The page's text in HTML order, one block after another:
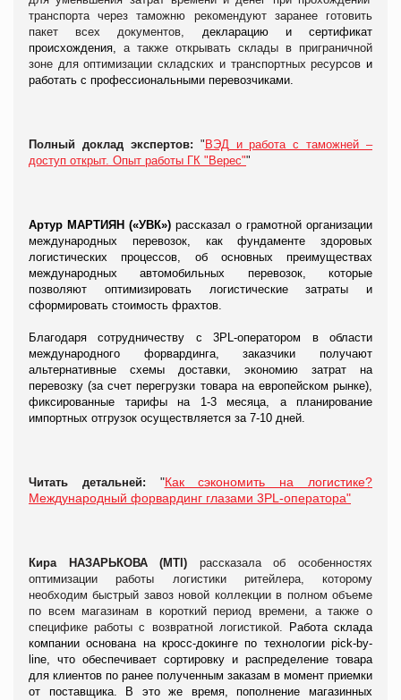
транспорта через таможню рекомендуют заранее готовить
пакет всех документов,
декларацию и сертификат
происхождения,
а также открывать склады в приграничной
зоне для оптимизации складских и транспортных ресурсов и
работать с профессиональными перевозчиками.
Полный доклад экспертов: " ВЭД и работа с таможней –
доступ открыт. Опыт работы ГК "Верес""
Артур МАРТИЯН («УВК») рассказал о грамотной организации
международных перевозок, как фундаменте здоровых
логистических процессов, об основных преимуществах
международных автомобильных перевозок, которые
позволяют оптимизировать логистические затраты и
сформировать стоимость фрахтов.
Благодаря сотрудничеству с 3PL-оператором в области
международного форвардинга, заказчики получают
альтернативные схемы доставки, экономию затрат на
перевозку (за счет перегрузки товара на европейском рынке),
фиксированные тарифы на 1-3 месяца, а планирование
импортных отгрузок осуществляется за 7-10 дней.
Читать детальней: "Как сэкономить на логистике?
Международный форвардинг глазами 3PL-оператора"
Кира НАЗАРЬКОВА (МТІ) рассказала об особенностях
оптимизации работы логистики ритейлера, которому
необходим быстрый завоз новой коллекции в полном объеме
по всем магазинам в короткий период времени, а также о
специфике работы с возвратной логистикой.
Работа склада
компании основана на кросс-докинге по технологии pick-by-
line, что обеспечивает сортировку и распределение товара
для клиентов по ранее полученным заказам в момент приемки
от поставщика. В это же время, пополнение магазинных